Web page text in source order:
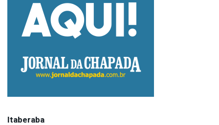
Itaberaba